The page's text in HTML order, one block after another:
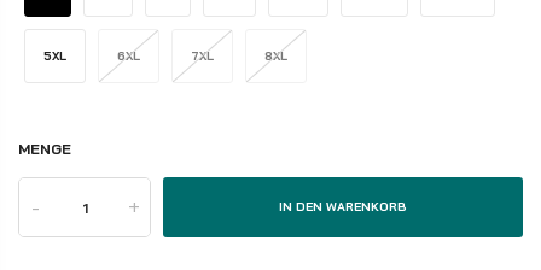
5XL 6XL 7XL 8XL
MENGE
- + IN DEN WARENKORB